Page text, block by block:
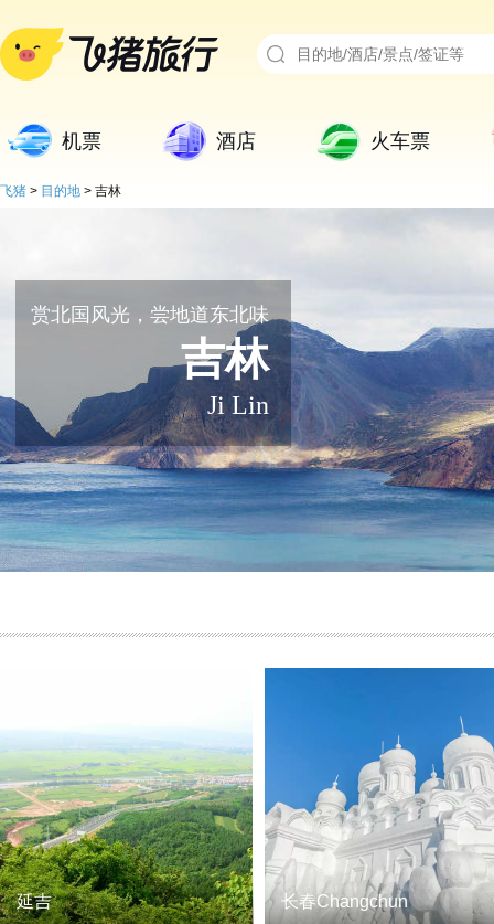
机票 酒店 火车票
飞猪 > 目的地 > 吉林
赏北国风光，尝地道东北味
吉林
Ji Lin
延吉 长春Changchun